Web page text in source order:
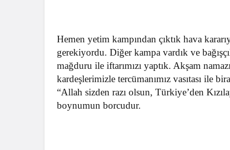
Hemen yetim kampından çıktık hava
gerekiyordu. Diğer kampa vardık ve
mağduru ile iftarımızı yaptık. Akşam
kardeşlerimizle tercümanımız vasıtası ile
“Allah sizden razı olsun, Türkiye’den
boynumun borcudur.